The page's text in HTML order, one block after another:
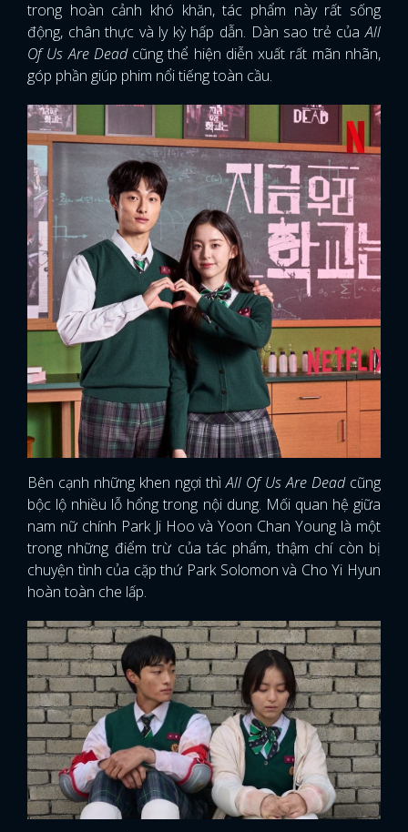
trong hoàn cảnh khó khăn, tác phẩm này rất sống
động, chân thực và ly kỳ hấp dẫn. Dàn sao trẻ củaAll
Of Us Are Deadcũng thể hiện diễn xuất rất mãn nhãn,
góp phần giúp phim nổi tiếng toàn cầu.
Bên cạnh những khen ngợi thìAll Of Us Are Deadcũng
bộc lộ nhiều lỗ hổng trong nội dung. Mối quan hệ giữa
nam nữ chính Park Ji Hoo và Yoon Chan Young là một
trong những điểm trừ của tác phẩm, thậm chí còn bị
chuyện tình của cặp thứ Park Solomon và Cho Yi Hyun
hoàn toàn che lấp.